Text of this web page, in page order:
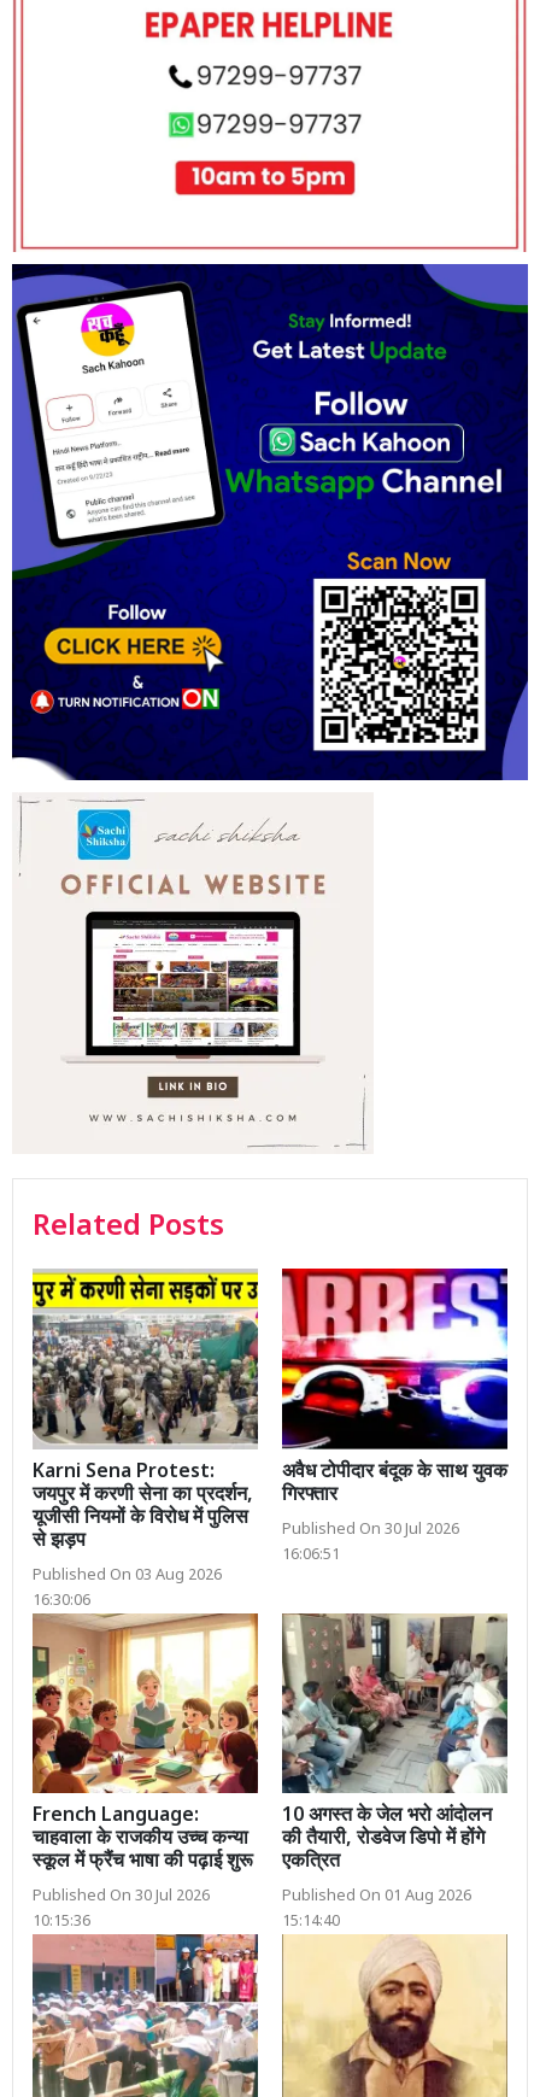
Related Posts
Karni Sena Protest:
जयपुर में करणी सेना का प्रदर्शन,
यूजीसी नियमों के विरोध में पुलिस
से झड़प
Published On 03 Aug 2026
16:30:06
अवैध टोपीदार बंदूक के साथ युवक
गिरफ्तार
Published On 30 Jul 2026
16:06:51
French Language:
चाहवाला के राजकीय उच्च कन्या
स्कूल में फ्रैंच भाषा की पढ़ाई शुरू
Published On 30 Jul 2026
10:15:36
10 अगस्त के जेल भरो आंदोलन
की तैयारी, रोडवेज डिपो में होंगे
एकत्रित
Published On 01 Aug 2026
15:14:40